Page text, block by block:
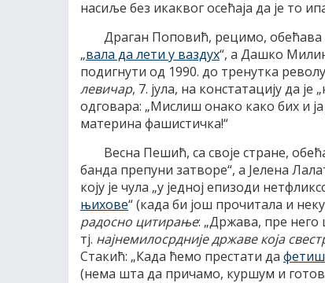
насиље без икаквог осећаја да је то
Драган Поповић, рецимо, обећава
„вала да лети у ваздух“, а Дашко
подигнути од 1990. до тренутка
левичар, 7. јула, на констатацију да
одговара: „Мислиш онако како бих и ја
материна фашистичка!“
Весна Пешић, са своје стране,
банда препуни затворе“, а Јелена
коју је чула „у једној епизоди
њихове“ (када би још прочитала и
радосно цитирање: „Држава, пре него
тј. најнемилосрдније државе која
Стакић: „Када ћемо престати да
(нема шта да причамо, куршум и